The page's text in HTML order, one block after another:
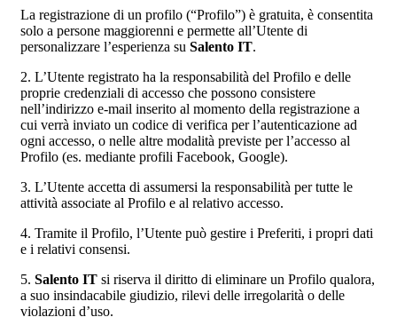
La registrazione di un profilo (“Profilo”) è gratuita, è consentita
solo a persone maggiorenni e permette all’Utente di
personalizzare l’esperienza su Salento IT.
2. L’Utente registrato ha la responsabilità del Profilo e delle
proprie credenziali di accesso che possono consistere
nell’indirizzo e-mail inserito al momento della registrazione a
cui verrà inviato un codice di verifica per l’autenticazione ad
ogni accesso, o nelle altre modalità previste per l’accesso al
Profilo (es. mediante profili Facebook, Google).
3. L’Utente accetta di assumersi la responsabilità per tutte le
attività associate al Profilo e al relativo accesso.
4. Tramite il Profilo, l’Utente può gestire i Preferiti, i propri dati
e i relativi consensi.
5. Salento IT si riserva il diritto di eliminare un Profilo qualora,
a suo insindacabile giudizio, rilevi delle irregolarità o delle
violazioni d’uso.